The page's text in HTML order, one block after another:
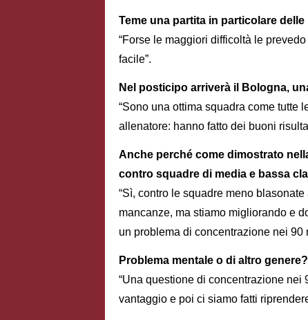
Teme una partita in particolare
“Forse le maggiori difficoltà le
facile”.
Nel posticipo arriverà il Bologna,
“Sono una ottima squadra come tutte
allenatore: hanno fatto dei buoni
Anche perché come dimostrato
contro squadre di media e bassa
“Sì, contro le squadre meno
mancanze, ma stiamo migliorando e
un problema di concentrazione nei 90
Problema mentale o di altro genere?
“Una questione di concentrazione
vantaggio e poi ci siamo fatti